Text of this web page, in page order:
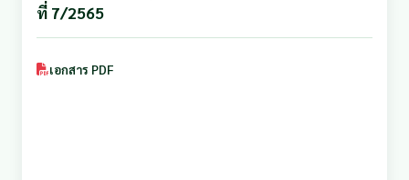
ที่ 7/2565
เอกสาร PDF